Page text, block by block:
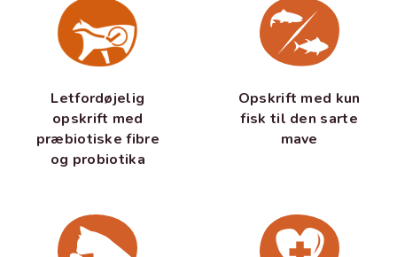
Letfordøjelig
opskrift med
præbiotiske fibre
og probiotika
Opskrift med kun
fisk til den sarte
mave